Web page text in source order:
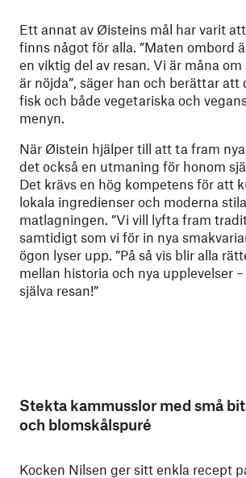
Ett annat av Øisteins mål har varit
finns något för alla. ”Maten ombord
en viktig del av resan. Vi är måna
är nöjda”, säger han och berättar att
fisk och både vegetariska och
menyn.
När Øistein hjälper till att ta fram
det också en utmaning för honom
Det krävs en hög kompetens för att
lokala ingredienser och moderna
matlagningen. ”Vi vill lyfta fram
samtidigt som vi för in nya
ögon lyser upp. ”På så vis blir alla
mellan historia och nya upplevelser
själva resan!”
Stekta kammusslor med små
och blomskålspuré
Kocken Nilsen ger sitt enkla recept